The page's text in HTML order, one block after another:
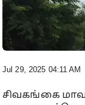
Jul 29, 2025 04:11 AM
சிவகங்கை